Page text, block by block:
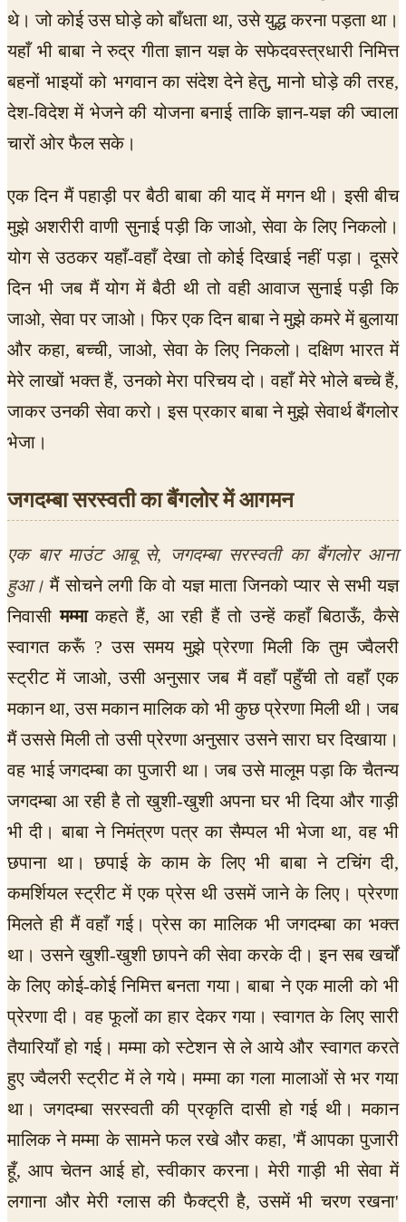
थे। जो कोई उस घोड़े को बाँधता था, उसे युद्ध करना पड़ता था।
यहाँ भी बाबा ने रुद्र गीता ज्ञान यज्ञ के सफेदवस्त्रधारी निमित्त
बहनों भाइयों को भगवान का संदेश देने हेतु, मानो घोड़े की तरह,
देश-विदेश में भेजने की योजना बनाई ताकि ज्ञान-यज्ञ की ज्वाला
चारों ओर फैल सके।
एक दिन मैं पहाड़ी पर बैठी बाबा की याद में मगन थी। इसी बीच
मुझे अशरीरी वाणी सुनाई पड़ी कि जाओ, सेवा के लिए निकलो।
योग से उठकर यहाँ-वहाँ देखा तो कोई दिखाई नहीं पड़ा। दूसरे
दिन भी जब मैं योग में बैठी थी तो वही आवाज सुनाई पड़ी कि
जाओ, सेवा पर जाओ। फिर एक दिन बाबा ने मुझे कमरे में बुलाया
और कहा, बच्ची, जाओ, सेवा के लिए निकलो। दक्षिण भारत में
मेरे लाखों भक्त हैं, उनको मेरा परिचय दो। वहाँ मेरे भोले बच्चे हैं,
जाकर उनकी सेवा करो। इस प्रकार बाबा ने मुझे सेवार्थ बैंगलोर
भेजा।
जगदम्बा सरस्वती का बैंगलोर में आगमन
एक बार माउंट आबू से, जगदम्बा सरस्वती का बैंगलोर आना
हुआ। मैं सोचने लगी कि वो यज्ञ माता जिनको प्यार से सभी यज्ञ
निवासीमम्माकहते हैं, आ रही हैं तो उन्हें कहाँ बिठाऊँ, कैसे
स्वागत करूँ ? उस समय मुझे प्रेरणा मिली कि तुम ज्वैलरी
स्ट्रीट में जाओ, उसी अनुसार जब मैं वहाँ पहुँची तो वहाँ एक
मकान था, उस मकान मालिक को भी कुछ प्रेरणा मिली थी। जब
मैं उससे मिली तो उसी प्रेरणा अनुसार उसने सारा घर दिखाया।
वह भाई जगदम्बा का पुजारी था। जब उसे मालूम पड़ा कि चैतन्य
जगदम्बा आ रही है तो खुशी-खुशी अपना घर भी दिया और गाड़ी
भी दी। बाबा ने निमंत्रण पत्र का सैम्पल भी भेजा था, वह भी
छपाना था। छपाई के काम के लिए भी बाबा ने टचिंग दी,
कमर्शियल स्ट्रीट में एक प्रेस थी उसमें जाने के लिए। प्रेरणा
मिलते ही मैं वहाँ गई। प्रेस का मालिक भी जगदम्बा का भक्त
था। उसने खुशी-खुशी छापने की सेवा करके दी। इन सब खर्चों
के लिए कोई-कोई निमित्त बनता गया। बाबा ने एक माली को भी
प्रेरणा दी। वह फूलों का हार देकर गया। स्वागत के लिए सारी
तैयारियाँ हो गई। मम्मा को स्टेशन से ले आये और स्वागत करते
हुए ज्वैलरी स्ट्रीट में ले गये। मम्मा का गला मालाओं से भर गया
था। जगदम्बा सरस्वती की प्रकृति दासी हो गई थी। मकान
मालिक ने मम्मा के सामने फल रखे और कहा, 'मैं आपका पुजारी
हूँ, आप चेतन आई हो, स्वीकार करना। मेरी गाड़ी भी सेवा में
लगाना और मेरी ग्लास की फैक्ट्री है, उसमें भी चरण रखना'